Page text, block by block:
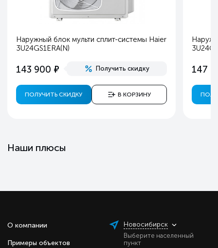
Наружный блок мульти сплит-системы Haier
3U24GS1ERA(N)
143 900 е Получить скидку
ПОЛУЧИТЬ СКИДКУ В КОРЗИНУ
147
Наши плюсы
О компании
Примеры объектов
Новосибирск
Выберите населенный
пункт